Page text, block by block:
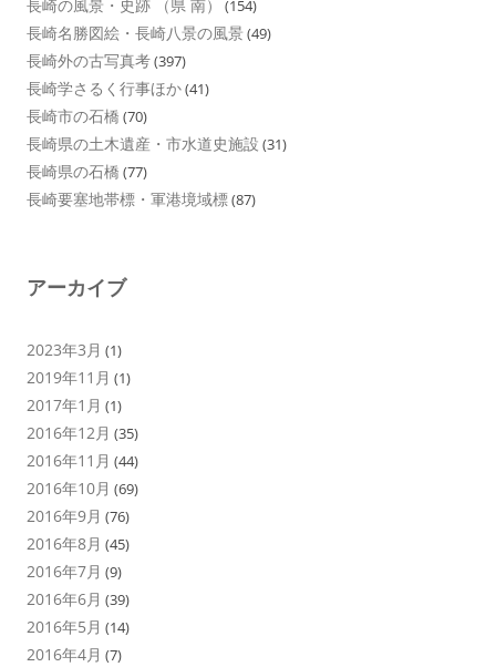
長崎の風景・史跡 （県 南） (154)
長崎名勝図絵・長崎八景の風景 (49)
長崎外の古写真考(397)
長崎学さるく行事ほか(41)
長崎市の石橋 (70)
長崎県の土木遺産・市水道史施設 (31)
長崎県の石橋 (77)
長崎要塞地帯標・軍港境域標(87)
アーカイブ
2023年3月 (1)
2019年11月 (1)
2017年1月 (1)
2016年12月 (35)
2016年11月 (44)
2016年10月 (69)
2016年9月 (76)
2016年8月 (45)
2016年7月 (9)
2016年6月 (39)
2016年5月 (14)
2016年4月 (7)